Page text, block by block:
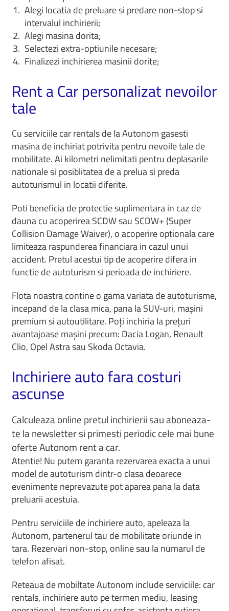
Alegi locatia de preluare si predare non-stop si
intervalul inchirierii;
Alegi masina dorita;
Selectezi extra-optiunile necesare;
Finalizezi inchirierea masinii dorite;
Rent a Car personalizat nevoilor
tale
Cu serviciile car rentals de la Autonom gasesti
masina de inchiriat potrivita pentru nevoile tale de
mobilitate. Ai kilometri nelimitati pentru deplasarile
nationale si posiblitatea de a prelua si preda
autoturismul in locatii diferite.
Poti beneficia de protectie suplimentara in caz de
dauna cu acoperirea SCDW sau SCDW+ (Super
Collision Damage Waiver), o acoperire optionala care
limiteaza raspunderea financiara in cazul unui
accident. Pretul acestui tip de acoperire difera in
functie de autoturism si perioada de inchiriere.
Flota noastra contine o gama variata de autoturisme,
incepand de la clasa mica, pana la SUV-uri, mașini
premium si autoutilitare. Poți inchiria la prețuri
avantajoase mașini precum: Dacia Logan, Renault
Clio, Opel Astra sau Skoda Octavia.
Inchiriere auto fara costuri
ascunse
Calculeaza online pretul inchirierii sau aboneaza-
te la newsletter si primesti periodic cele mai bune
oferte Autonom rent a car.
Atentie! Nu putem garanta rezervarea exacta a unui
model de autoturism dintr-o clasa deoarece
evenimente neprevazute pot aparea pana la data
preluarii acestuia.
Pentru serviciile de inchiriere auto, apeleaza la
Autonom, partenerul tau de mobilitate oriunde in
tara. Rezervari non-stop, online sau la numarul de
telefon afisat.
Reteaua de mobiltate Autonom include serviciile: car
rentals, inchiriere auto pe termen mediu, leasing